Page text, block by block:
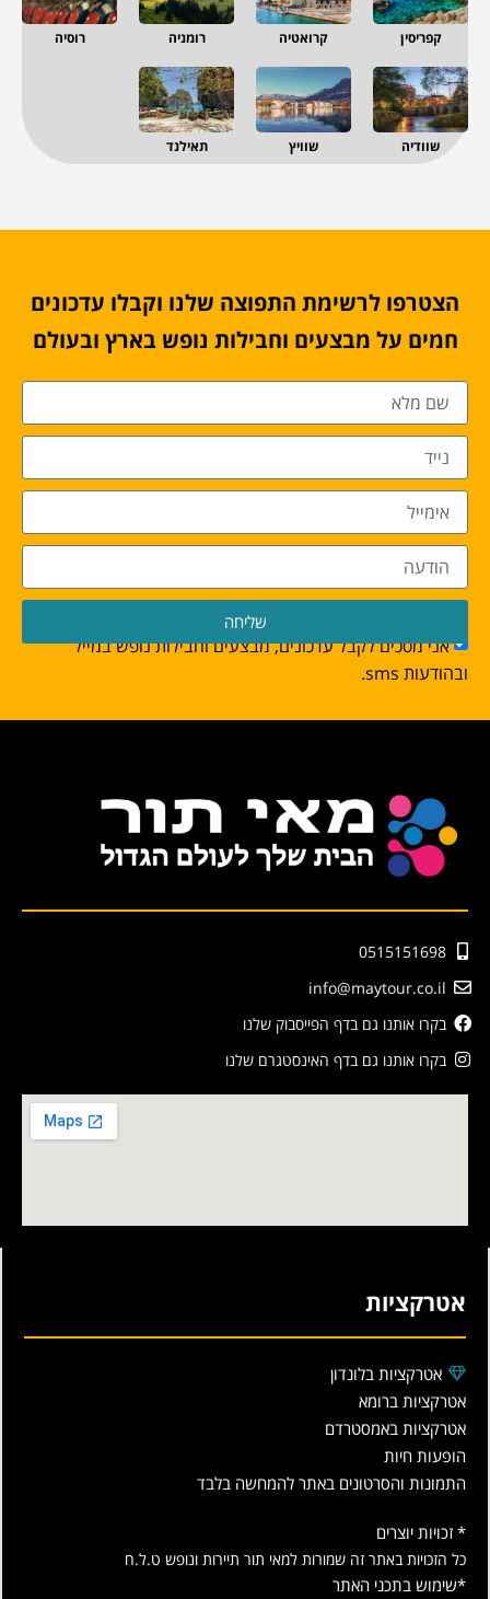
קפריסין קרואטיה רומניה רוסיה
שוודיה שוויץ תאילנד
הצטרפו לרשימת התפוצה שלנו וקבלו עדכונים
חמים על מבצעים וחבילות נופש בארץ ובעולם
אני מסכים לקבל עדכונים, מבצעים וחבילות נופש במייל
ובהודעות sms.
שליחה
0515151698
info@maytour.co.il
בקרו אותנו גם בדף הפייסבוק שלנו
בקרו אותנו גם בדף האינסטגרם שלנו
אטרקציות
אטרקציות בלונדון
אטרקציות ברומא
אטרקציות באמסטרדם
הופעות חיות
התמונות והסרטונים באתר להמחשה בלבד
* זכויות יוצרים
כל הזכויות באתר זה שמורות למאי תור תיירות ונופש ט.ל.ח
*שימוש בתכני האתר